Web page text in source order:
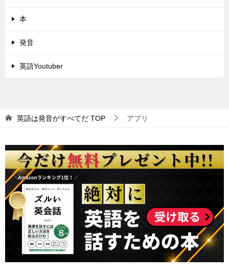
本
発音
英語Youtuber
英語は発音がすべてだ TOP アプリ